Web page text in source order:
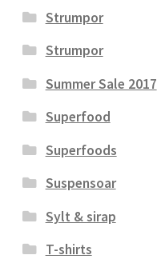
Strumpor
Strumpor
Summer Sale 2017
Superfood
Superfoods
Suspensoar
Sylt & sirap
T-shirts